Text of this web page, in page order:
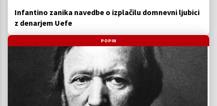
Infantino zanika navedbe o izplačilu domnevni ljubici
z denarjem Uefe
POPIN